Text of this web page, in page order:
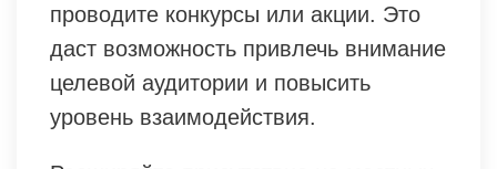
проводите конкурсы или акции. Это
даст возможность привлечь внимание
целевой аудитории и повысить
уровень взаимодействия.